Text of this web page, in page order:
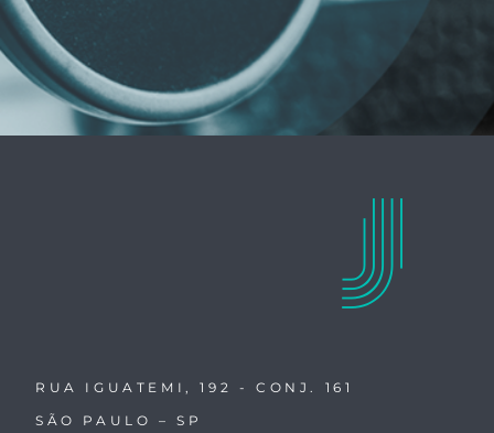
RUA IGUATEMI, 192 - CONJ. 161
SÃO PAULO – SP